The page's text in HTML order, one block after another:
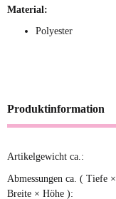
Material:
Polyester
Produktinformation
Produkteigenschaft
Wert
Artikelgewicht ca.:
Abmessungen ca. ( Tiefe ×
Breite × Höhe ):